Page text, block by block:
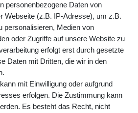
MwSt. und zzgl. Service- und
- Keine Angebote
verpassen!
personenbezogene Daten von
Webseite (z.B. IP-Adresse), um z.B.
personalisieren, Medien von
oder Zugriffe auf unsere Website zu
erfolgt erst durch gesetzte
Daten mit Dritten, die wir in den
mit Einwilligung oder aufgrund
erfolgen. Die Zustimmung kann
Es besteht das Recht, nicht